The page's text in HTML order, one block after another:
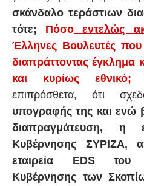
σκάνδαλο τεράστιων
τότε; Πόσο εντελώς
Έλληνες Βουλευτέςπου
διαπράττοντας έγκλημα
και κυρίως εθνικό;
επιπρόσθετα, ότι
υπογραφής της και ενώ
διαπραγμάτευση, η
Κυβέρνησης ΣΥΡΙΖΑ,
εταιρεία EDS του
Κυβέρνησης των